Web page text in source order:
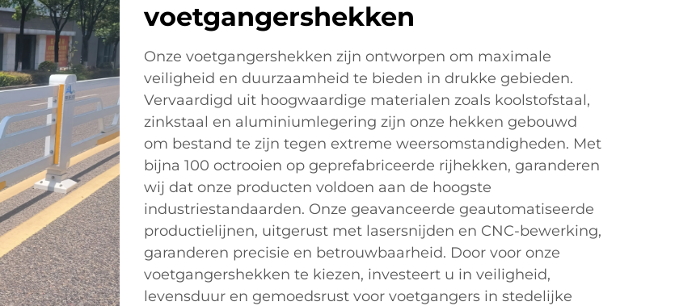
voetgangershekken
Onze voetgangershekken zijn ontworpen om maximale
veiligheid en duurzaamheid te bieden in drukke gebieden.
Vervaardigd uit hoogwaardige materialen zoals koolstofstaal,
zinkstaal en aluminiumlegering zijn onze hekken gebouwd
om bestand te zijn tegen extreme weersomstandigheden. Met
bijna 100 octrooien op geprefabriceerde rijhekken, garanderen
wij dat onze producten voldoen aan de hoogste
industriestandaarden. Onze geavanceerde geautomatiseerde
productielijnen, uitgerust met lasersnijden en CNC-bewerking,
garanderen precisie en betrouwbaarheid. Door voor onze
voetgangershekken te kiezen, investeert u in veiligheid,
levensduur en gemoedsrust voor voetgangers in stedelijke